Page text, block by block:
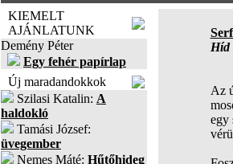
KIEMELT
AJÁNLATUNK
Demény Péter
Egy fehér papírlap
Új maradandokkok
Szilasi Katalin: A
haldokló
Tamási József:
üvegember
Nemes Máté: Hűtőhideg
Híd
Az
egy